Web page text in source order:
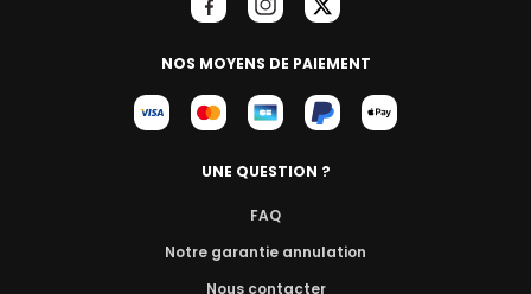
NOS MOYENS DE PAIEMENT
UNE QUESTION ?
FAQ
Notre garantie annulation
Nous contacter